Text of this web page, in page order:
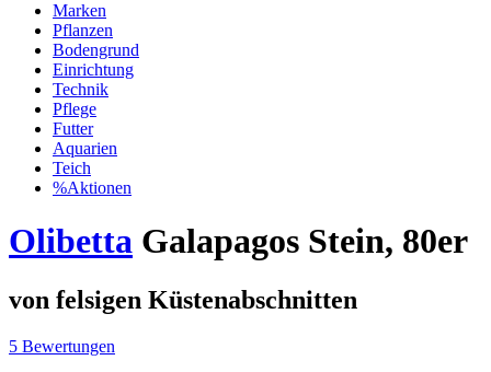
Marken
Pflanzen
Bodengrund
Einrichtung
Technik
Pflege
Futter
Aquarien
Teich
%Aktionen
Olibetta Galapagos Stein, 80er
von felsigen Küstenabschnitten
5 Bewertungen